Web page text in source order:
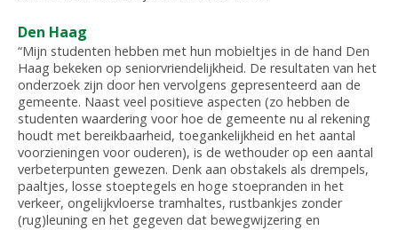
Den Haag
“Mijn studenten hebben met hun mobieltjes in de hand Den
Haag bekeken op seniorvriendelijkheid. De resultaten van het
onderzoek zijn door hen vervolgens gepresenteerd aan de
gemeente. Naast veel positieve aspecten (zo hebben de
studenten waardering voor hoe de gemeente nu al rekening
houdt met bereikbaarheid, toegankelijkheid en het aantal
voorzieningen voor ouderen), is de wethouder op een aantal
verbeterpunten gewezen. Denk aan obstakels als drempels,
paaltjes, losse stoeptegels en hoge stoepranden in het
verkeer, ongelijkvloerse tramhaltes, rustbankjes zonder
(rug)leuning en het gegeven dat bewegwijzering en